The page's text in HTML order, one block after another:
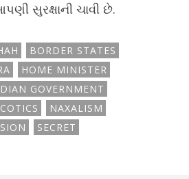
સુરક્ષાની ચાવી છે.
BORDER STATES
HOME MINISTER
GOVERNMENT
NAXALISM
SECRET